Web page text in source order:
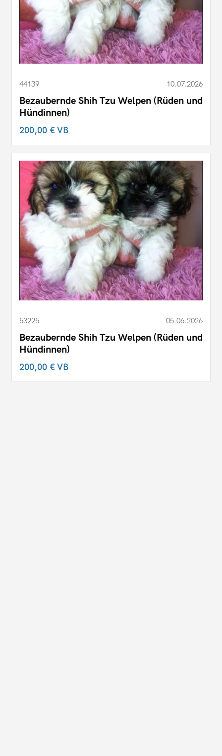
44139 10.07.2026
Bezaubernde Shih Tzu Welpen (Rüden und
Hündinnen)
200,00 €VB
53225 05.06.2026
Bezaubernde Shih Tzu Welpen (Rüden und
Hündinnen)
200,00 €VB